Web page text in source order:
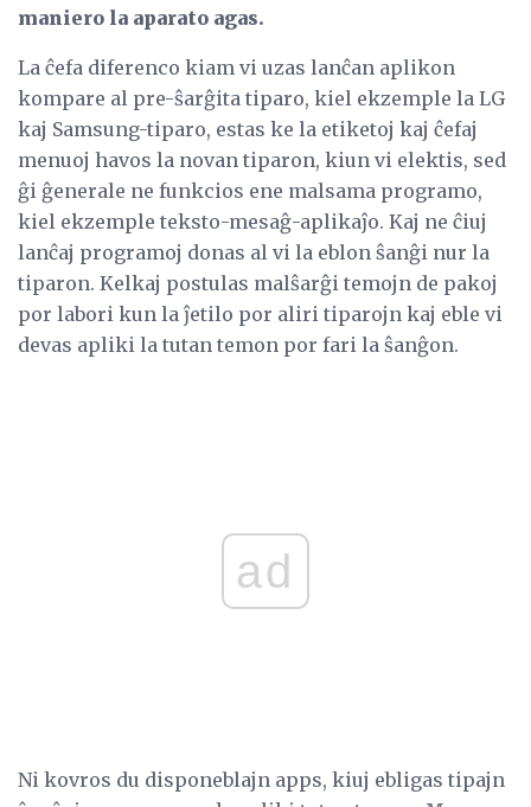
maniero la aparato agas.
La ĉefa diferenco kiam vi uzas lanĉan aplikon
kompare al pre-ŝarĝita tiparo, kiel ekzemple la LG
kaj Samsung-tiparo, estas ke la etiketoj kaj ĉefaj
menuoj havos la novan tiparon, kiun vi elektis, sed
ĝi ĝenerale ne funkcios ene malsama programo,
kiel ekzemple teksto-mesaĝ-aplikaĵo. Kaj ne ĉiuj
lanĉaj programoj donas al vi la eblon ŝanĝi nur la
tiparon. Kelkaj postulas malŝarĝi temojn de pakoj
por labori kun la ĵetilo por aliri tiparojn kaj eble vi
devas apliki la tutan temon por fari la ŝanĝon.
ad
Ni kovros du disponeblajn apps, kiuj ebligas tipajn